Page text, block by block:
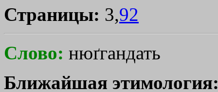
Страницы: 3,92
Слово: нюґгандать
Ближайшая